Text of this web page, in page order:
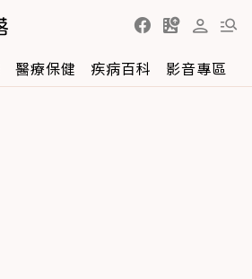
醫療保健 疾病百科 影音專區